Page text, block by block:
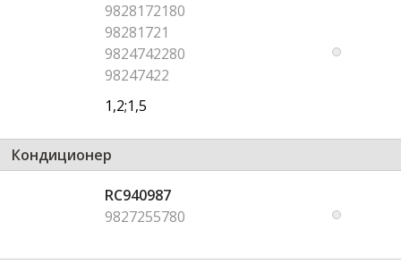
9828172180
98281721
9824742280
98247422
1,2;1,5
Кондиционер
RC940987
9827255780